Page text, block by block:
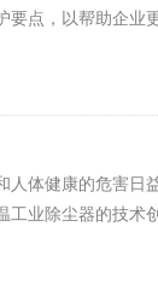
点，以帮助企业
人体健康的危害日
业除尘器的技术